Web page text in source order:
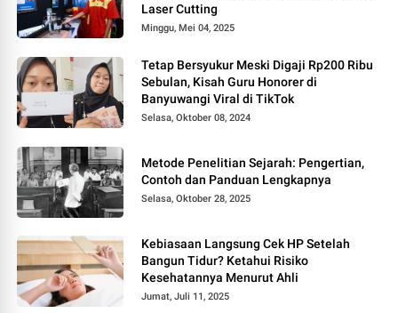
Laser Cutting
Minggu, Mei 04, 2025
Tetap Bersyukur Meski Digaji Rp200 Ribu
Sebulan, Kisah Guru Honorer di
Banyuwangi Viral di TikTok
Selasa, Oktober 08, 2024
Metode Penelitian Sejarah: Pengertian,
Contoh dan Panduan Lengkapnya
Selasa, Oktober 28, 2025
Kebiasaan Langsung Cek HP Setelah
Bangun Tidur? Ketahui Risiko
Kesehatannya Menurut Ahli
Jumat, Juli 11, 2025